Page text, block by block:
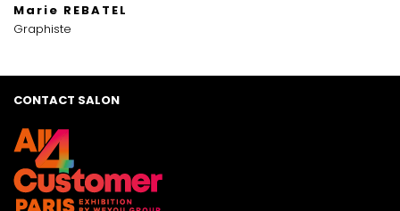
Marie REBATEL
Graphiste
CONTACT SALON